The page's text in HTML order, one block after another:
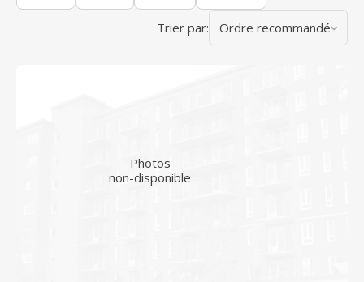
Trier par: Ordre recommandé
Photos
non-disponible